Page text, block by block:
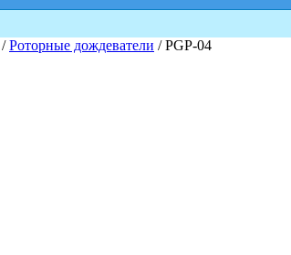
/Роторные дождеватели / PGP-04